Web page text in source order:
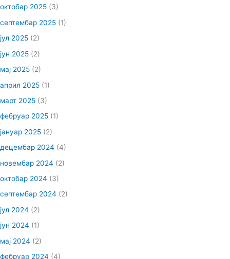
октобар 2025 (3)
септембар 2025 (1)
јул 2025 (2)
јун 2025 (2)
мај 2025 (2)
април 2025 (1)
март 2025 (3)
фебруар 2025 (1)
јануар 2025 (2)
децембар 2024 (4)
новембар 2024 (2)
октобар 2024 (3)
септембар 2024 (2)
јул 2024 (2)
јун 2024 (1)
мај 2024 (2)
фебруар 2024 (4)